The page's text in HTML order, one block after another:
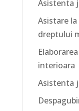
Asistenta
Asistare
dreptului
interioara
Asistenta